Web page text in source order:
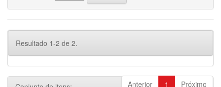
Resultado 1-2 de 2.
Anterior 1 Próximo